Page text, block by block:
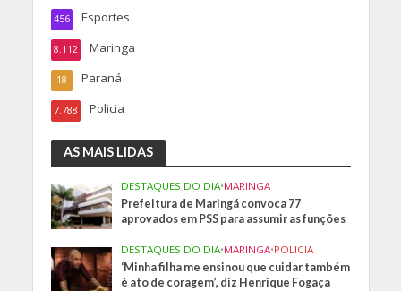
Esportes
456
Maringa
8.112
Paraná
18
Policia
7.788
AS MAIS LIDAS
DESTAQUES DO DIA•MARINGA
Prefeitura de Maringá convoca 77
aprovados em PSS para assumir as funções
DESTAQUES DO DIA•MARINGA•POLICIA
‘Minha filha me ensinou que cuidar também
é ato de coragem’, diz Henrique Fogaça